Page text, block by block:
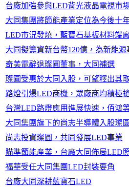
台廠加強參與LED背光液晶電視市
大同集團將節能產業定位為今後十
LED市況發燒，藍寶石基板材料端
大同擬籌資新台幣120億，為新能源
奇美電辭退璨圓董事，大同補選
璨圓受惠於大同入股，可望釋出其
路燈引爆LED商機，眾廠商均積極
台灣LED路燈應用進展快速，佰鴻
大同集團旗下的尚志半導體入股璨圓
尚志投資璨圓，共同發展LED事業
瞄準節能產業，台廠大同佈局LED
福華受任大同集團LED封裝要角
台廠大同深耕藍寶石LED